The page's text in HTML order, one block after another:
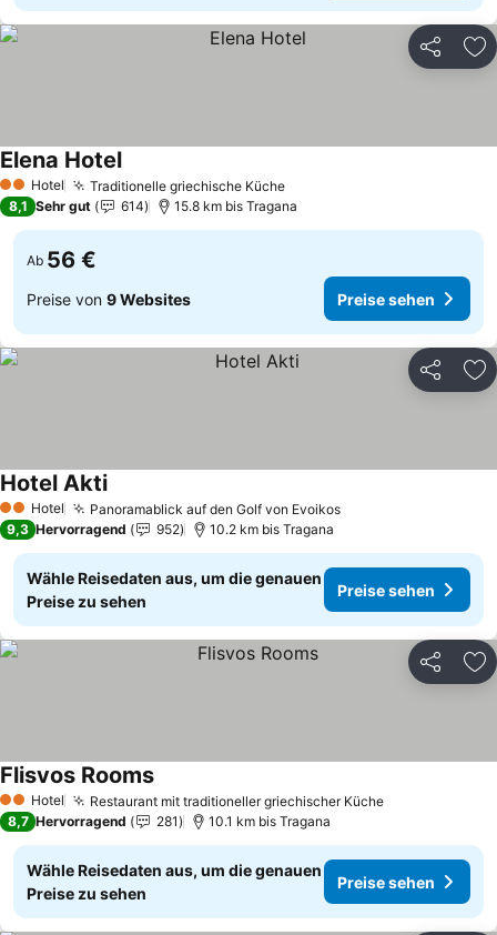
Teilen
2 Sterne
Hotel Traditionelle griechische Küche
Elena Hotel
8,1 Sehr gut 614 15.8 km bis Tragana
Ab 56 €
Preise von 9 Websites Preise sehen
Teilen
2 Sterne
Hotel Panoramablick auf den Golf von Evoikos
Hotel Akti
9,3 Hervorragend 952 10.2 km bis Tragana
Wähle Reisedaten aus, um die genauen
Preise zu sehen
Preise sehen
Teilen
2 Sterne
Hotel Restaurant mit traditioneller griechischer Küche
Flisvos Rooms
8,7 Hervorragend 281 10.1 km bis Tragana
Wähle Reisedaten aus, um die genauen
Preise zu sehen
Preise sehen